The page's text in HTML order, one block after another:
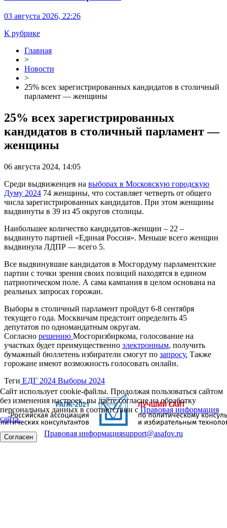
03 августа 2026, 22:26
К рубрике
Главная
>
Новости
>
25% всех зарегистрированных кандидатов в cтоличный
парламент — женщины
25% всех зарегистрированных
кандидатов в cтоличный парламент —
женщины
06 августа 2024, 14:05
Среди выдвиженцев на выборах в Московскую городскую
Думу 2024 74 женщины, что составляет четверть от общего
числа зарегистрированных кандидатов. При этом женщины
выдвинуты в 39 из 45 округов столицы.
Наибольшее количество кандидатов-женщин – 22 –
выдвинуто партией «Единая Россия». Меньше всего женщин
выдвинула ЛДПР — всего 5.
Все выдвинувшие кандидатов в Мосгордуму парламентские
партии с точки зрения своих позиций находятся в едином
патриотическом поле. А сама кампания в целом основана на
реальных запросах горожан.
Выборы в cтоличный парламент пройдут 6-8 сентября
текущего года. Москвичам предстоит определить 45
депутатов по одномандатным округам.
Согласно решению Мосгоризбиркома, голосование на
участках будет преимущественно электронным, получить
бумажный бюллетень избиратели смогут по запросу. Также
горожане имеют возможность голосовать онлайн.
Теги ЕДГ 2024 Выборы 2024
Сайт использует cookie-файлы. Продолжая пользоваться сайтом
без изменения настроек, вы даёте согласие на обработку
персональных данных в соответствии сПравовая информация
сайта.
Согласен Правовая информацияsupport@asafov.ru